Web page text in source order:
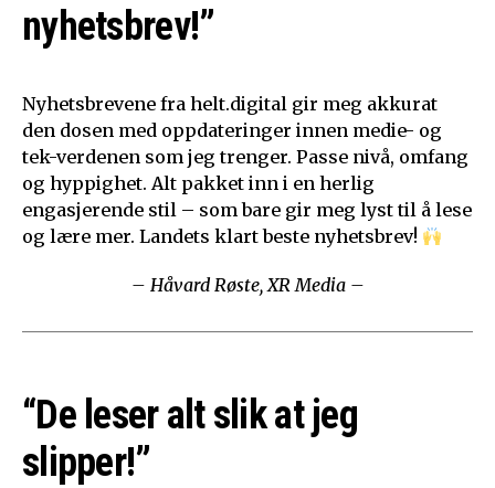
nyhetsbrev!”
Nyhetsbrevene fra helt.digital gir meg akkurat
den dosen med oppdateringer innen medie- og
tek-verdenen som jeg trenger. Passe nivå, omfang
og hyppighet. Alt pakket inn i en herlig
engasjerende stil – som bare gir meg lyst til å lese
og lære mer. Landets klart beste nyhetsbrev!
– Håvard Røste, XR Media –
“De leser alt slik at jeg
slipper!”